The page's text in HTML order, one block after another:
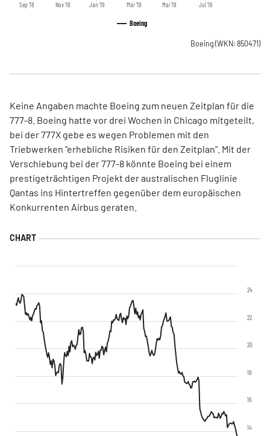
Boeing
Sep '18 Nov '18 Jan '19 Mär '19 Mai '19 Jul '19
Boeing (WKN: 850471)
Keine Angaben machte Boeing zum neuen Zeitplan für die
777-8. Boeing hatte vor drei Wochen in Chicago mitgeteilt,
bei der 777X gebe es wegen Problemen mit den
Triebwerken "erhebliche Risiken für den Zeitplan". Mit der
Verschiebung bei der 777-8 könnte Boeing bei einem
prestigeträchtigen Projekt der australischen Fluglinie
Qantas ins Hintertreffen gegenüber dem europäischen
Konkurrenten Airbus geraten.
14
16
18
20
22
24